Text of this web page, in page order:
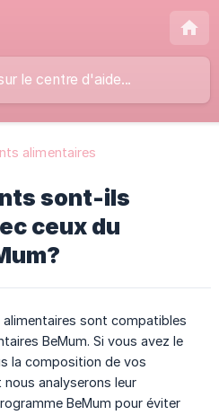
alimentaires
sont-ils
ceux du
sont compatibles
BeMum. Si vous avez le
la composition de vos
analyserons leur
BeMum pour éviter